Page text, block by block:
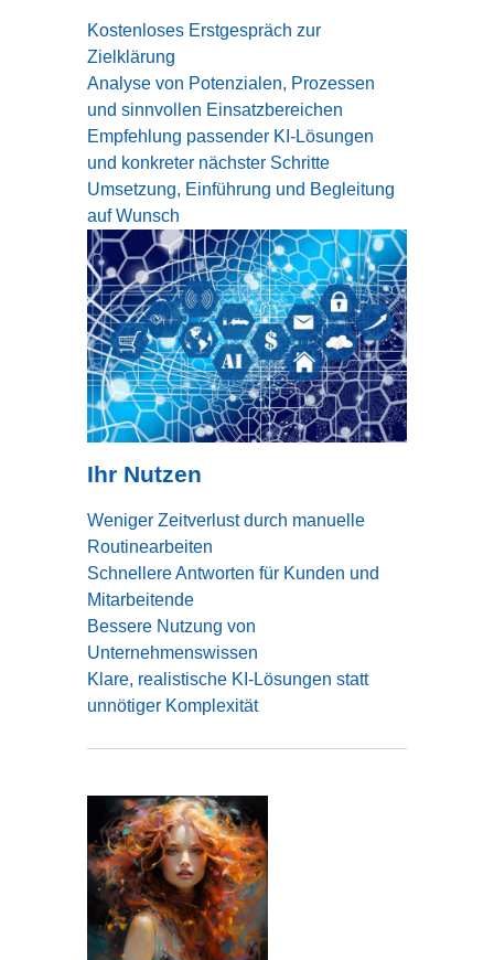
Kostenloses Erstgespräch zur
Zielklärung
Analyse von Potenzialen, Prozessen
und sinnvollen Einsatzbereichen
Empfehlung passender KI-Lösungen
und konkreter nächster Schritte
Umsetzung, Einführung und Begleitung
auf Wunsch
Ihr Nutzen
Weniger Zeitverlust durch manuelle
Routinearbeiten
Schnellere Antworten für Kunden und
Mitarbeitende
Bessere Nutzung von
Unternehmenswissen
Klare, realistische KI-Lösungen statt
unnötiger Komplexität